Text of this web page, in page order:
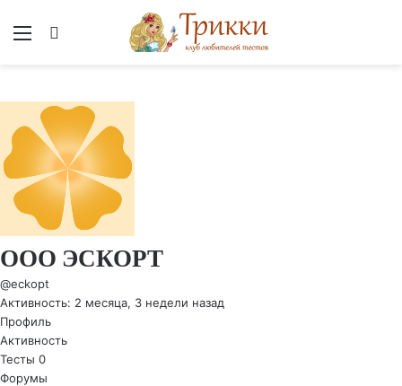
Меню
ООО ЭСКОРТ
@eckopt
Активность: 2 месяца, 3 недели назад
Профиль
Активность
Тесты 0
Форумы